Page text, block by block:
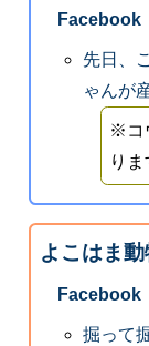
Facebook
先日、
ゃんが
※コ
りま
よこはま
Facebook
掘って